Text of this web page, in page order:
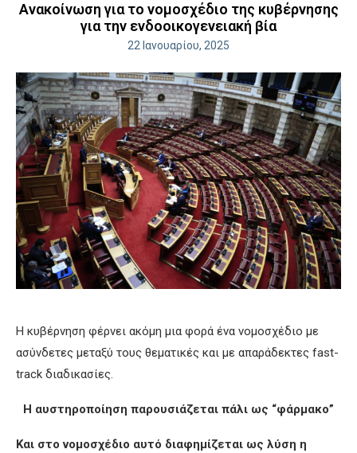
Ανακοίνωση για το νομοσχέδιο της κυβέρνησης
για την ενδοοικογενειακή βία
22 Ιανουαρίου, 2025
Η κυβέρνηση φέρνει ακόμη μια φορά ένα νομοσχέδιο με
ασύνδετες μεταξύ τους θεματικές και με απαράδεκτες fast-
track διαδικασίες.
Η αυστηροποίηση παρουσιάζεται πάλι ως “φάρμακο”
Και στο νομοσχέδιο αυτό διαφημίζεται ως λύση η